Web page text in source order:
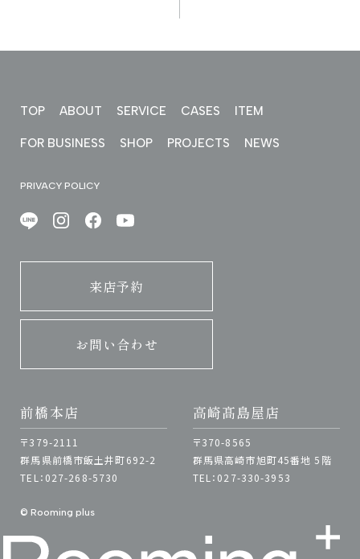
TOP ABOUT SERVICE CASES ITEM
FOR BUSINESS SHOP PROJECTS NEWS
PRIVACY POLICY
来店予約
お問い合わせ
前橋本店
〒379-2111
群馬県前橋市飯土井町692-2
TEL：027-268-5730
高崎髙島屋店
〒370-8565
群馬県高崎市旭町45番地 5階
TEL：027-330-3953
© Rooming plus